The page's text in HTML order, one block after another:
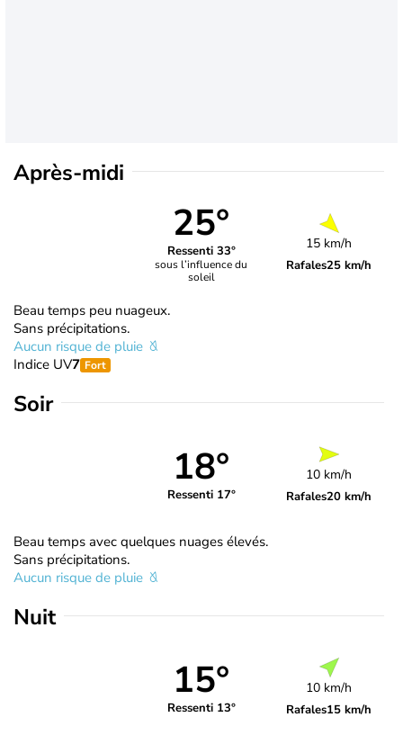
Après-midi
25°
Ressenti 33°
sous l’influence du
soleil
15 km/h
Rafales25 km/h
Beau temps peu nuageux.
Sans précipitations.
Aucun risque de pluie
Indice UV7 Fort
Soir
18°
Ressenti 17°
10 km/h
Rafales20 km/h
Beau temps avec quelques nuages élevés.
Sans précipitations.
Aucun risque de pluie
Nuit
15°
Ressenti 13°
10 km/h
Rafales15 km/h